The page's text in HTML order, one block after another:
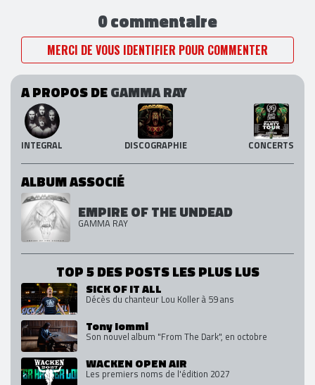
0 commentaire
MERCI DE VOUS IDENTIFIER POUR COMMENTER
A PROPOS DEGAMMA RAY
INTEGRAL DISCOGRAPHIE CONCERTS
ALBUM ASSOCIÉ
EMPIRE OF THE UNDEAD
GAMMA RAY
TOP 5 DES POSTS LES PLUS LUS
SICK OF IT ALL
Décès du chanteur Lou Koller à 59 ans
Tony Iommi
Son nouvel album "From The Dark", en octobre
WACKEN OPEN AIR
Les premiers noms de l'édition 2027